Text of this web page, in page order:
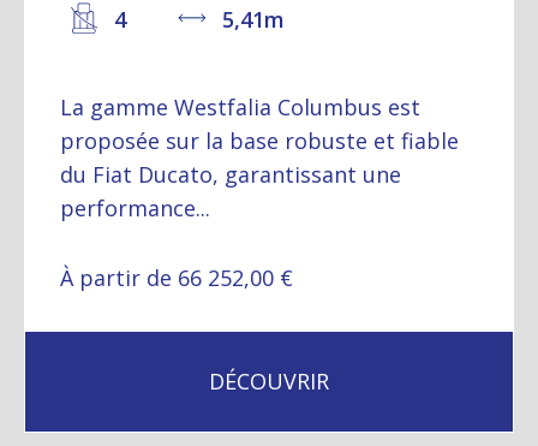
4 5,41m
La gamme Westfalia Columbus est
proposée sur la base robuste et fiable
du Fiat Ducato, garantissant une
performance...
À partir de 66 252,00 €
DÉCOUVRIR